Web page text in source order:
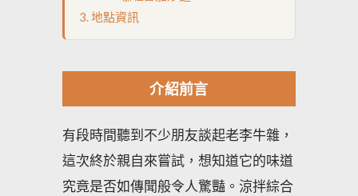
地點資訊
介紹前言
有段時間聽到不少朋友談起老李牛雜，
這次終於親自來嘗試，想知道它的味道
究竟是否如傳聞般令人驚豔。涼拌綜合